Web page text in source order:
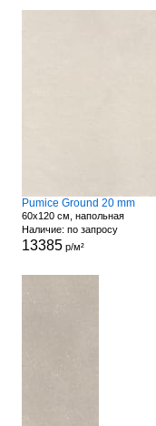
Pumice Ground 20 mm
60x120 см, напольная
Наличие: по запросу
13385р/м²